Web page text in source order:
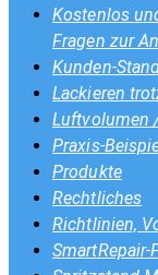
Kostenlos
Fragen zur
Kunden-
Lackieren
Luftvolumen
Praxis-
Produkte
Rechtliches
Richtlinien,